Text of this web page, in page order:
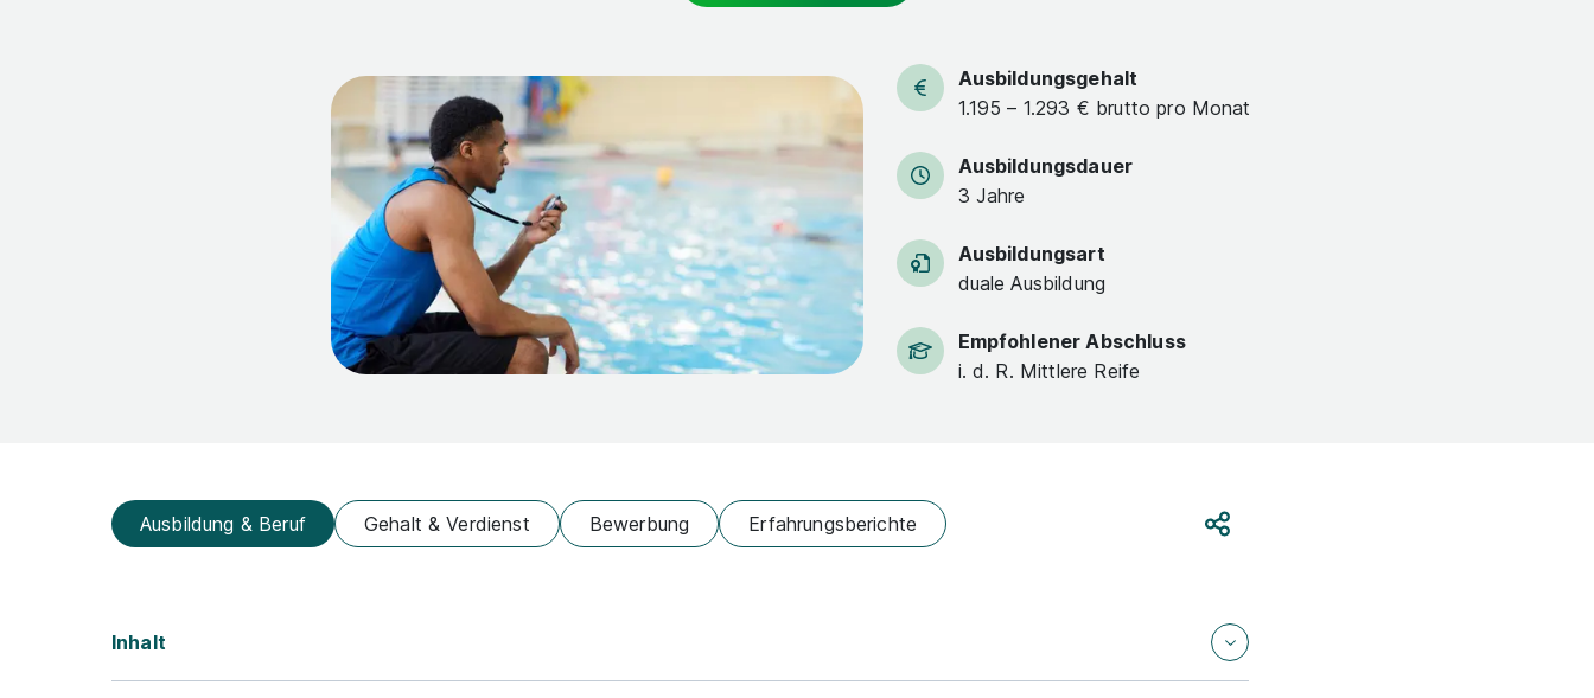
Ausbildungsgehalt
1.195 – 1.293 € brutto pro Monat
Ausbildungsdauer
3 Jahre
Ausbildungsart
duale Ausbildung
Empfohlener Abschluss
i. d. R. Mittlere Reife
Ausbildung & Beruf Gehalt & Verdienst Bewerbung
Erfahrungsberichte
Inhalt